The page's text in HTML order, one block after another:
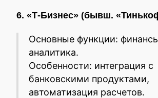
6. «Т‑Бизнес» (бывш.
Основные функции:
аналитика.
Особенности: интеграция с
банковскими продуктами,
автоматизация расчетов.